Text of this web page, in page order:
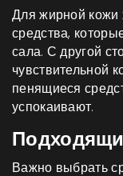
Для жирной кожи
средства,
сала. С другой
чувствительной
пенящиеся
успокаивают.
Важно выбрать